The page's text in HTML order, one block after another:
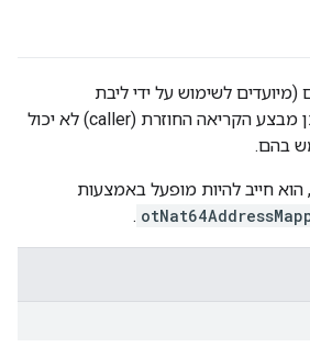
לשימוש על ידי ליבת
OpenThread בלבד) ולכן מבצע הקריאה החוזרת (caller) לא יכול
בהם.
הוא חייב להיות מופעל באמצעות
.